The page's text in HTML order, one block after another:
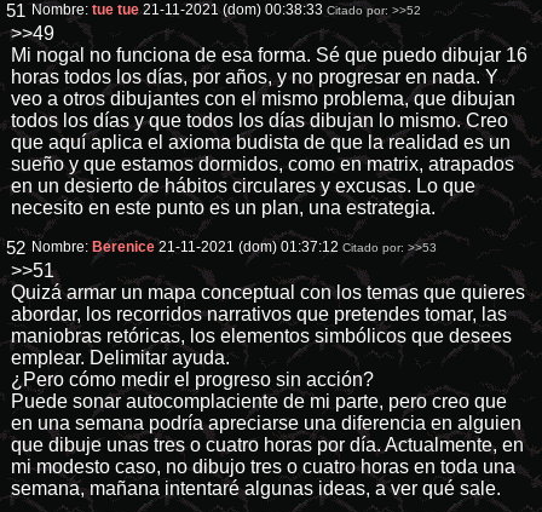
51 Nombre:tue tue 21-11-2021 (dom) 00:38:33 Citado por:>>52
>>49
Mi nogal no funciona de esa forma. Sé que puedo dibujar 16
horas todos los días, por años, y no progresar en nada. Y
veo a otros dibujantes con el mismo problema, que dibujan
todos los días y que todos los días dibujan lo mismo. Creo
que aquí aplica el axioma budista de que la realidad es un
sueño y que estamos dormidos, como en matrix, atrapados
en un desierto de hábitos circulares y excusas. Lo que
necesito en este punto es un plan, una estrategia.
52 Nombre: Berenice 21-11-2021 (dom) 01:37:12 Citado por:>>53
>>51
Quizá armar un mapa conceptual con los temas que quieres
abordar, los recorridos narrativos que pretendes tomar, las
maniobras retóricas, los elementos simbólicos que desees
emplear. Delimitar ayuda.
¿Pero cómo medir el progreso sin acción?
Puede sonar autocomplaciente de mi parte, pero creo que
en una semana podría apreciarse una diferencia en alguien
que dibuje unas tres o cuatro horas por día. Actualmente, en
mi modesto caso, no dibujo tres o cuatro horas en toda una
semana, mañana intentaré algunas ideas, a ver qué sale.